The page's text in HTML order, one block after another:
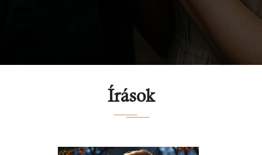
Írások